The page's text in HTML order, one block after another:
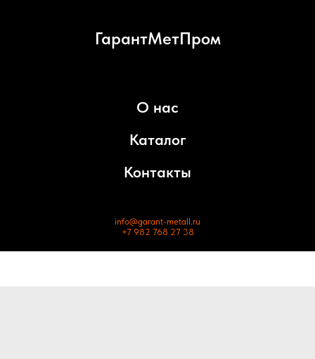
ГарантМетПром
О нас
Каталог
Контакты
info@garant-metall.ru
+7 982 768 27 38